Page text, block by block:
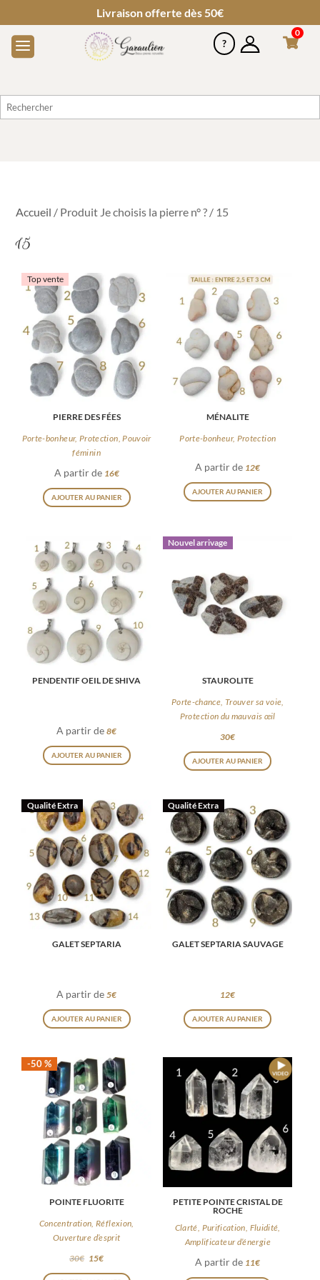
Livraison offerte dès 50€
0
Accueil / Produit Je choisis la pierre n° ? / 15
15
Top vente
PIERRE DES FÉES
Porte-bonheur, Protection, Pouvoir
féminin
A partir de 16€
AJOUTER AU PANIER
Ce
plusieurs
variations.
Les
options
peuvent
être
choisies
sur
produit
MÉNALITE
Porte-bonheur, Protection
A partir de 12€
AJOUTER AU PANIER
options
peuvent
la
page
produit
PENDENTIF OEIL DE SHIVA
A partir de 8€
AJOUTER AU PANIER
Ce
plusieurs
variations.
Les
options
peuvent
être
choisies
produit
Nouvel arrivage
STAUROLITE
Porte-chance, Trouver sa voie,
Protection du mauvais œil
30€
AJOUTER AU PANIER
Qualité Extra
GALET SEPTARIA
A partir de 5€
AJOUTER AU PANIER
Ce
peuvent
être
choisies
la
Qualité Extra
GALET SEPTARIA SAUVAGE
12€
AJOUTER AU PANIER
plusieurs
Les
options
peuvent
être
choisies
sur
la
-50 %
POINTE FLUORITE
Concentration, Réflexion,
Ouverture d’esprit
30€ 15€
Ce
PETITE POINTE CRISTAL DE
ROCHE
Clarté, Purification, Fluidité,
Amplificateur d’énergie
A partir de 11€